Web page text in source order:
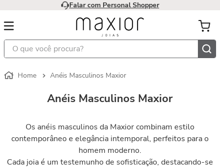
Falar com Personal Shopper
O que você procura?
Anéis Masculinos Maxior
Anéis Masculinos Maxior
Os anéis masculinos da Maxior combinam estilo
contemporâneo e elegância intemporal, perfeitos para o
homem moderno.
Cada joia é um testemunho de sofisticação, destacando-se